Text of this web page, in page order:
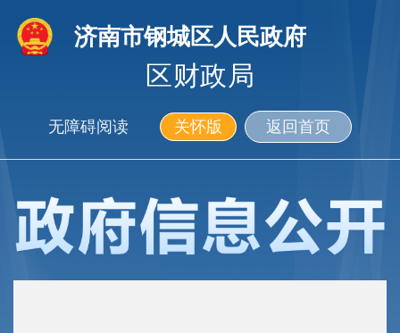
济南市钢城区人民政府
区财政局
无障碍阅读 关怀版 返回首页